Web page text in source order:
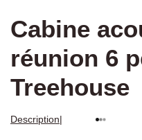
Cabine
réunion 6
Treehouse
Description|